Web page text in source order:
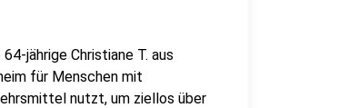
jährige Christiane T. aus
für Menschen mit
nutzt, um ziellos über